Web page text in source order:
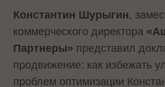
Константин Шурыгин,
коммерческого директора
Партнеры» представил
продвижение: как избежать
проблем оптимизации